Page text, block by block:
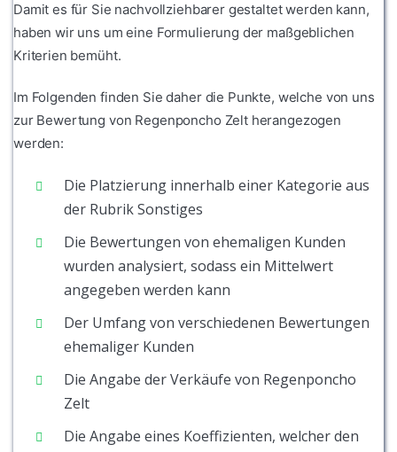
Damit es für Sie nachvollziehbarer gestaltet werden kann,
haben wir uns um eine Formulierung der maßgeblichen
Kriterien bemüht.
Im Folgenden finden Sie daher die Punkte, welche von uns
zur Bewertung von Regenponcho Zelt herangezogen
werden:
Die Platzierung innerhalb einer Kategorie aus
der Rubrik Sonstiges
Die Bewertungen von ehemaligen Kunden
wurden analysiert, sodass ein Mittelwert
angegeben werden kann
Der Umfang von verschiedenen Bewertungen
ehemaliger Kunden
Die Angabe der Verkäufe von Regenponcho
Zelt
Die Angabe eines Koeffizienten, welcher den